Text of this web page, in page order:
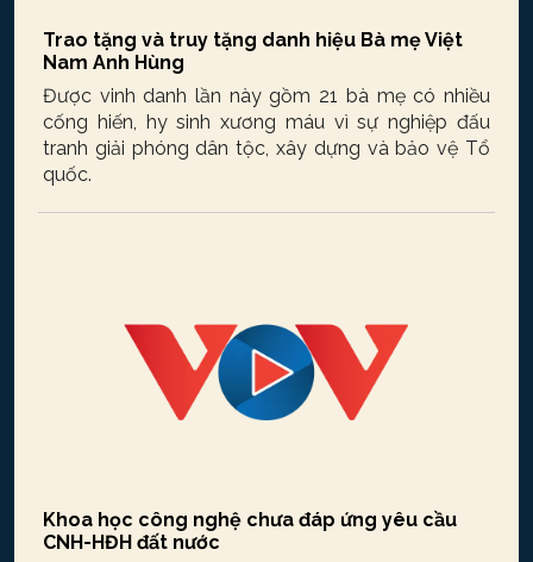
Trao tặng và truy tặng danh hiệu Bà mẹ Việt
Nam Anh Hùng
Được vinh danh lần này gồm 21 bà mẹ có nhiều
cống hiến, hy sinh xương máu vì sự nghiệp đấu
tranh giải phóng dân tộc, xây dựng và bảo vệ Tổ
quốc.
Khoa học công nghệ chưa đáp ứng yêu cầu
CNH-HĐH đất nước